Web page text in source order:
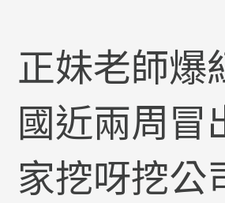
正妹老師
國近兩周冒
家挖呀挖公